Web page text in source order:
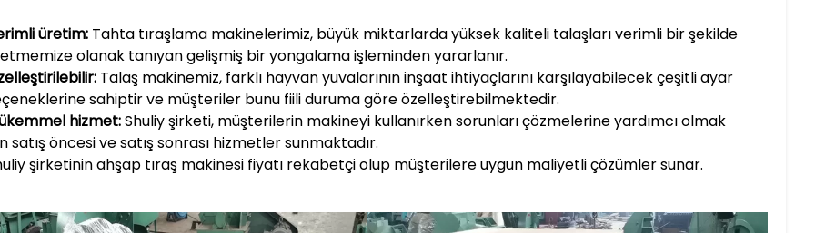
üretim: Tahta tıraşlama makinelerimiz, büyük miktarlarda yüksek kaliteli talaşları verimli bir şekilde
olanak tanıyan gelişmiş bir yongalama işleminden yararlanır.
Talaş makinemiz, farklı hayvan yuvalarının inşaat ihtiyaçlarını karşılayabilecek çeşitli ayar
sahiptir ve müşteriler bunu fiili duruma göre özelleştirebilmektedir.
hizmet:Shuliy şirketi, müşterilerin makineyi kullanırken sorunları çözmelerine yardımcı olmak
satış öncesi ve satış sonrası hizmetler sunmaktadır.
şirketinin ahşap tıraş makinesi fiyatı rekabetçi olup müşterilere uygun maliyetli çözümler sunar.